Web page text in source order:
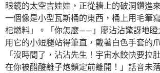
眼鏡的太空吉娃娃，正從牆上的破洞鑽進
一個像是小型瓦斯桶的東西，桶上用毛筆
杞燃料」。「你怎麼——」廖沾沾驚訝地
用它的小短腿站得筆直，戴著白色手套的
「沒時間了，沾沾先生！宇宙水餃快要拉
在你被醋酸離子炮鎖定前離開！」話音未